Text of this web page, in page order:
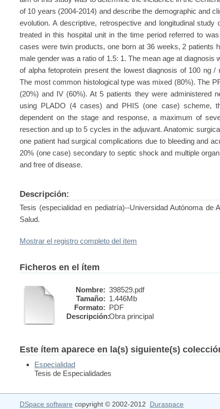
of 10 years (2004-2014) and describe the demographic and
evolution. A descriptive, retrospective and longitudinal study
treated in this hospital unit in the time period referred to
cases were twin products, one born at 36 weeks, 2 patients
male gender was a ratio of 1.5: 1. The mean age at
of alpha fetoprotein present the lowest diagnosis of 100 ng
The most common histological type was mixed (80%). The
(20%) and IV (60%). At 5 patients they were administered
using PLADO (4 cases) and PHIS (one case) scheme,
dependent on the stage and response, a maximum of
resection and up to 5 cycles in the adjuvant. Anatomic
one patient had surgical complications due to bleeding and
20% (one case) secondary to septic shock and multiple
and free of disease.
Descripción:
Tesis (especialidad en pediatría)--Universidad Autónoma de
Salud.
Mostrar el registro completo del ítem
Ficheros en el ítem
Nombre: 398529.pdf
Tamaño: 1.446Mb
Formato: PDF
Descripción:Obra principal
Este ítem aparece en la(s) siguiente(s)
Especialidad
Tesis de Especialidades
DSpace software copyright © 2002-2012 Duraspace